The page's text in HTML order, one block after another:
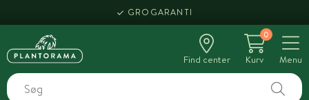
HENT SAMME DAG
Find center
0
Kurv
Menu